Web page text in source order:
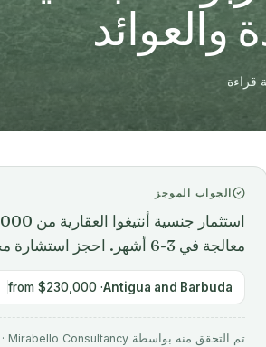
والعوائد
الجواب الموجز
معالجة في 3-6 أشهر. احجز استشارة مجانية.
Antigua and Barbuda
· from $230,000